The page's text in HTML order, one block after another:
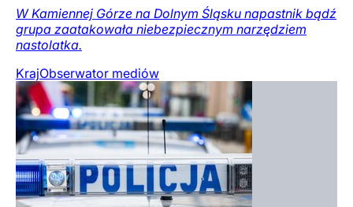
W Kamiennej Górze na Dolnym Śląsku napastnik bądź
grupa zaatakowała niebezpiecznym narzędziem
nastolatka.
KrajObserwator mediów